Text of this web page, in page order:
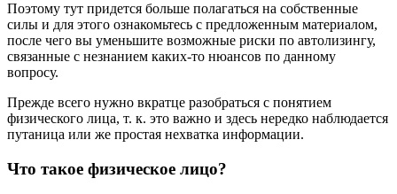
Поэтому тут придется больше полагаться на собственные
силы и для этого ознакомьтесь с предложенным материалом,
после чего вы уменьшите возможные риски по автолизингу,
связанные с незнанием каких-то нюансов по данному
вопросу.
Прежде всего нужно вкратце разобраться с понятием
физического лица, т. к. это важно и здесь нередко наблюдается
путаница или же простая нехватка информации.
Что такое физическое лицо?